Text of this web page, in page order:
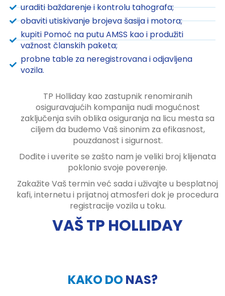
uraditi baždarenje i kontrolu tahografa;
obaviti utiskivanje brojeva šasija i motora;
kupiti Pomoć na putu AMSS kao i produžiti
važnost članskih paketa;
probne table za neregistrovana i odjavljena
vozila.
TP Holliday kao zastupnik renomiranih
osiguravajućih kompanija nudi mogućnost
zaključenja svih oblika osiguranja na licu mesta sa
ciljem da budemo Vaš sinonim za efikasnost,
pouzdanost i sigurnost.
Dođite i uverite se zašto nam je veliki broj klijenata
poklonio svoje poverenje.
Zakažite Vaš termin već sada i uživajte u besplatnoj
kafi, internetu i prijatnoj atmosferi dok je procedura
registracije vozila u toku.
VAŠ TP HOLLIDAY
KAKO DONAS?